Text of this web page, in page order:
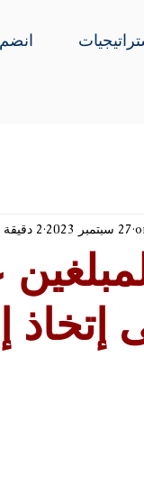
انضم
إتخاذ
27 سبتمبر 2023 2 دقيقة قراءة